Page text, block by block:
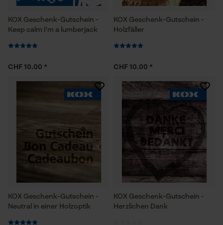
KOX Geschenk-Gutschein -
Keep calm I'm a lumberjack
CHF 10.00 *
KOX Geschenk-Gutschein -
Holzfäller
CHF 10.00 *
KOX Geschenk-Gutschein -
Neutral in einer Holzoptik
KOX Geschenk-Gutschein -
Herzlichen Dank